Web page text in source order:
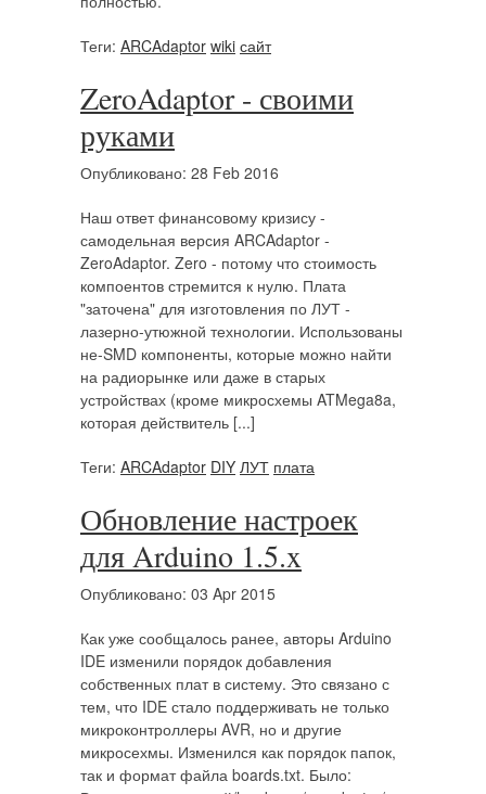
Теги: ARCAdaptor wiki сайт
ZeroAdaptor - своими
руками
Опубликовано: 28 Feb 2016
Наш ответ финансовому кризису -
самодельная версия ARCAdaptor -
ZeroAdaptor. Zero - потому что стоимость
компоентов стремится к нулю. Плата
"заточена" для изготовления по ЛУТ -
лазерно-утюжной технологии. Использованы
не-SMD компоненты, которые можно найти
на радиорынке или даже в старых
устройствах (кроме микросхемы ATMega8a,
которая действитель [...]
Теги: ARCAdaptor DIY ЛУТ плата
Обновление настроек
для Arduino 1.5.x
Опубликовано: 03 Apr 2015
Как уже сообщалось ранее, авторы Arduino
IDE изменили порядок добавления
собственных плат в систему. Это связано с
тем, что IDE стало поддерживать не только
микроконтроллеры AVR, но и другие
микросехмы. Изменился как порядок папок,
так и формат файла boards.txt. Было: